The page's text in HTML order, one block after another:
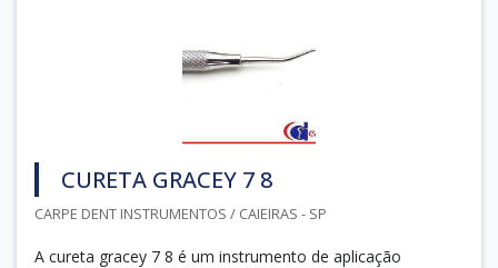
CURETA GRACEY 7 8
CARPE DENT INSTRUMENTOS / CAIEIRAS - SP
A cureta gracey 7 8 é um instrumento de aplicação